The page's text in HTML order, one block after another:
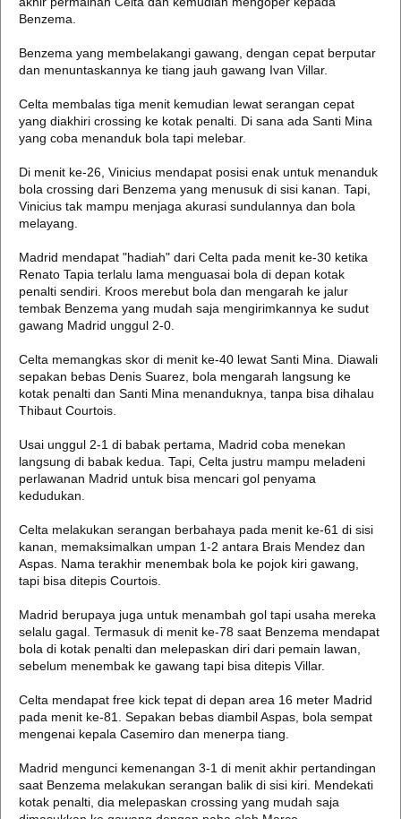
Benzema.
Benzema yang membelakangi gawang, dengan cepat berputar
dan menuntaskannya ke tiang jauh gawang Ivan Villar.
Celta membalas tiga menit kemudian lewat serangan cepat
yang diakhiri crossing ke kotak penalti. Di sana ada Santi Mina
yang coba menanduk bola tapi melebar.
Di menit ke-26, Vinicius mendapat posisi enak untuk menanduk
bola crossing dari Benzema yang menusuk di sisi kanan. Tapi,
Vinicius tak mampu menjaga akurasi sundulannya dan bola
melayang.
Madrid mendapat "hadiah" dari Celta pada menit ke-30 ketika
Renato Tapia terlalu lama menguasai bola di depan kotak
penalti sendiri. Kroos merebut bola dan mengarah ke jalur
tembak Benzema yang mudah saja mengirimkannya ke sudut
gawang Madrid unggul 2-0.
Celta memangkas skor di menit ke-40 lewat Santi Mina. Diawali
sepakan bebas Denis Suarez, bola mengarah langsung ke
kotak penalti dan Santi Mina menanduknya, tanpa bisa dihalau
Thibaut Courtois.
Usai unggul 2-1 di babak pertama, Madrid coba menekan
langsung di babak kedua. Tapi, Celta justru mampu meladeni
perlawanan Madrid untuk bisa mencari gol penyama
kedudukan.
Celta melakukan serangan berbahaya pada menit ke-61 di sisi
kanan, memaksimalkan umpan 1-2 antara Brais Mendez dan
Aspas. Nama terakhir menembak bola ke pojok kiri gawang,
tapi bisa ditepis Courtois.
Madrid berupaya juga untuk menambah gol tapi usaha mereka
selalu gagal. Termasuk di menit ke-78 saat Benzema mendapat
bola di kotak penalti dan melepaskan diri dari pemain lawan,
sebelum menembak ke gawang tapi bisa ditepis Villar.
Celta mendapat free kick tepat di depan area 16 meter Madrid
pada menit ke-81. Sepakan bebas diambil Aspas, bola sempat
mengenai kepala Casemiro dan menerpa tiang.
Madrid mengunci kemenangan 3-1 di menit akhir pertandingan
saat Benzema melakukan serangan balik di sisi kiri. Mendekati
kotak penalti, dia melepaskan crossing yang mudah saja